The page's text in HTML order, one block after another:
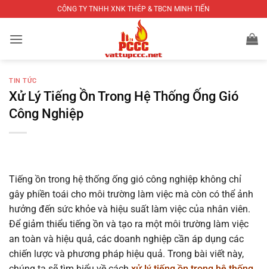
nội
CÔNG TY TNHH XNK THÉP & TBCN MINH TIẾN
TIN TỨC
Xử Lý Tiếng Ồn Trong Hệ Thống Ống Gió
Công Nghiệp
Tiếng ồn trong hệ thống ống gió công nghiệp không chỉ
gây phiền toái cho môi trường làm việc mà còn có thể ảnh
hưởng đến sức khỏe và hiệu suất làm việc của nhân viên.
Để giảm thiểu tiếng ồn và tạo ra một môi trường làm việc
an toàn và hiệu quả, các doanh nghiệp cần áp dụng các
chiến lược và phương pháp hiệu quả. Trong bài viết này,